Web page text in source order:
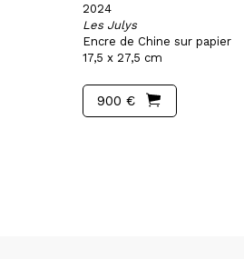
2024
Les Julys
Encre de Chine sur papier
17,5 x 27,5 cm
900 €